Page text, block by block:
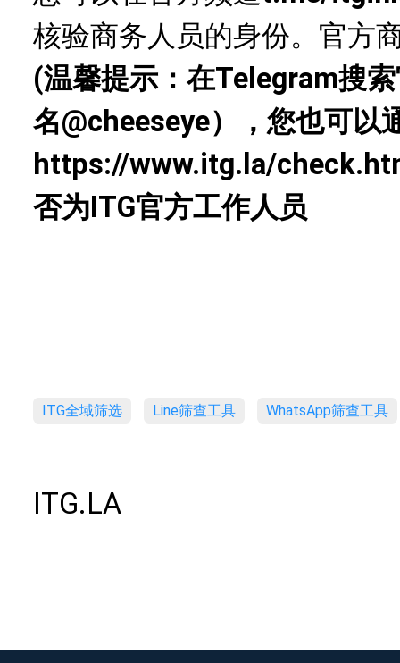
核验商务人员的身份。官方
(温馨提示：在Telegram搜
名@cheeseye），您也可以
https://www.itg.la/
否为ITG官方工作人员
ITG全域筛选 Line筛查工具 WhatsApp筛查工具
ITG.LA